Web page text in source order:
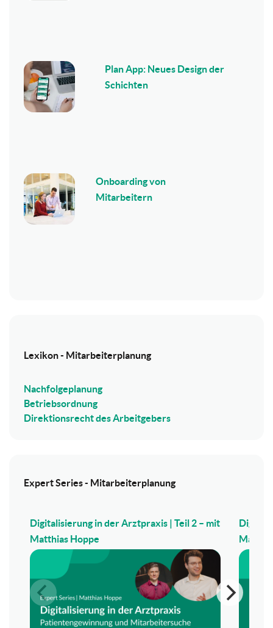
Plan App: Neues Design der
Schichten
Onboarding von
Mitarbeitern
Lexikon - Mitarbeiterplanung
Nachfolgeplanung
Betriebsordnung
Direktionsrecht des Arbeitgebers
Expert Series - Mitarbeiterplanung
Digitalisierung in der Arztpraxis | Teil 2 – mit
Matthias Hoppe